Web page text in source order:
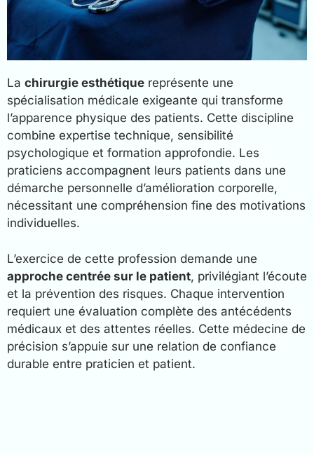
La chirurgie esthétique représente une
spécialisation médicale exigeante qui transforme
l’apparence physique des patients. Cette discipline
combine expertise technique, sensibilité
psychologique et formation approfondie. Les
praticiens accompagnent leurs patients dans une
démarche personnelle d’amélioration corporelle,
nécessitant une compréhension fine des motivations
individuelles.
L’exercice de cette profession demande une
approche centrée sur le patient, privilégiant l’écoute
et la prévention des risques. Chaque intervention
requiert une évaluation complète des antécédents
médicaux et des attentes réelles. Cette médecine de
précision s’appuie sur une relation de confiance
durable entre praticien et patient.